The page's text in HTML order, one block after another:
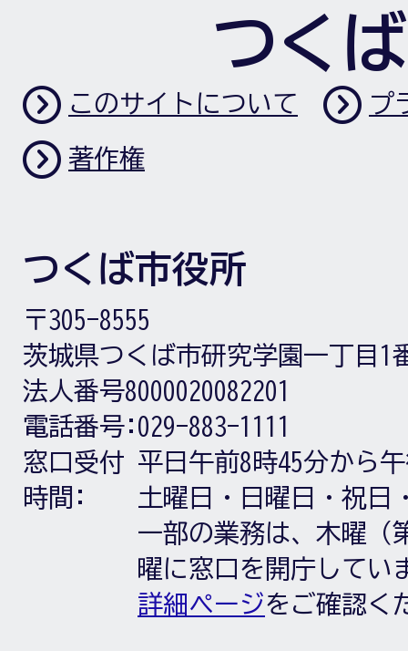
つく
このサイトについて プ
著作権
つくば市役所
〒305-8555
茨城県つくば市研究学園一丁目1
法人番号8000020082201
電話番号: 029-883-1111
窓口受付
時間:
平日午前8時45分から
土曜日・日曜日・祝日
一部の業務は、木曜（
曜に窓口を開庁してい
詳細ページをご確認く